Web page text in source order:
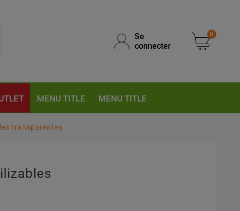
Se
connecter
0
MENU TITLE MENU TITLE
transparentes